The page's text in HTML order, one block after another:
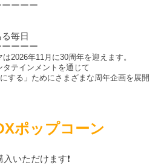
ーーー
毎日
ーーー
2026年11月に30周年を迎えます。
テインメントを通じて
にする」ためにさまざまな周年企画を展開
ポップコーン
いただけます❗